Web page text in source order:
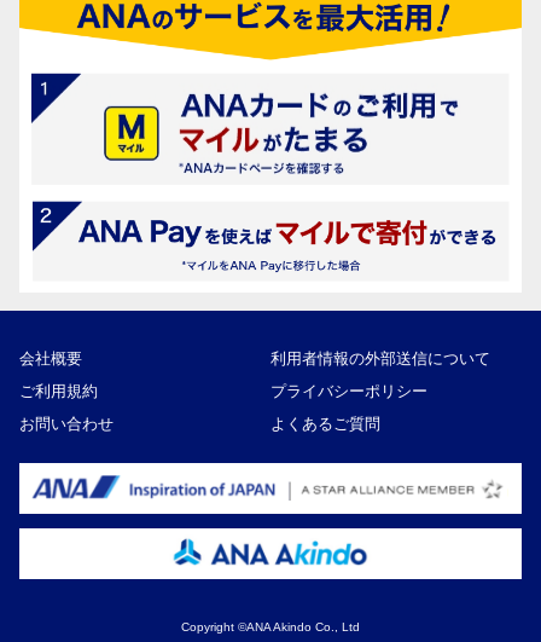
会社概要
利用者情報の外部送信について
ご利用規約
プライバシーポリシー
お問い合わせ
よくあるご質問
Copyright ©ANA Akindo Co., Ltd